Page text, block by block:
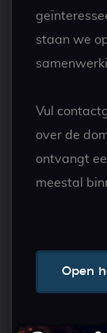
staan we
Vul
over de
ontvangt
meestal